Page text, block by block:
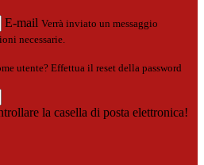
E-mail Verrà inviato un messaggio
necessarie.
utente? Effettua il reset della password
la casella di posta elettronica!